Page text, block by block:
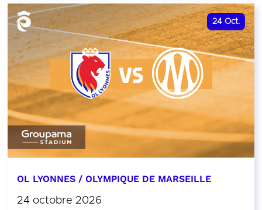
24 Oct.
OL LYONNES / OLYMPIQUE DE MARSEILLE
24 octobre 2026